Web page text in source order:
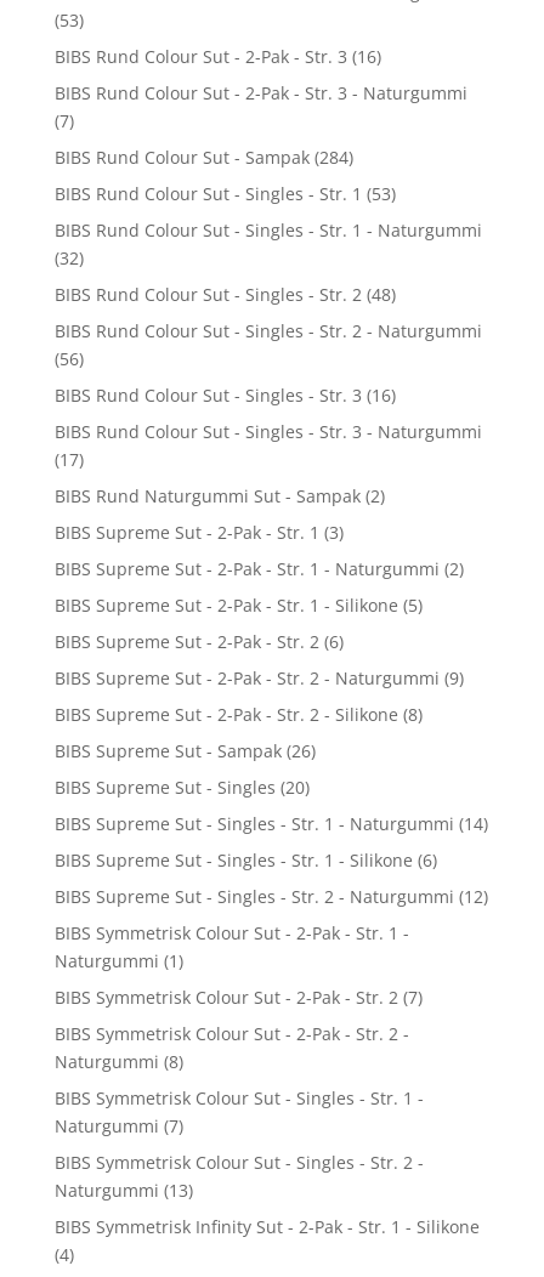
(53)
BIBS Rund Colour Sut - 2-Pak - Str. 3 (16)
BIBS Rund Colour Sut - 2-Pak - Str. 3 - Naturgummi
(7)
BIBS Rund Colour Sut - Sampak (284)
BIBS Rund Colour Sut - Singles - Str. 1 (53)
BIBS Rund Colour Sut - Singles - Str. 1 - Naturgummi
(32)
BIBS Rund Colour Sut - Singles - Str. 2 (48)
BIBS Rund Colour Sut - Singles - Str. 2 - Naturgummi
(56)
BIBS Rund Colour Sut - Singles - Str. 3 (16)
BIBS Rund Colour Sut - Singles - Str. 3 - Naturgummi
(17)
BIBS Rund Naturgummi Sut - Sampak (2)
BIBS Supreme Sut - 2-Pak - Str. 1 (3)
BIBS Supreme Sut - 2-Pak - Str. 1 - Naturgummi (2)
BIBS Supreme Sut - 2-Pak - Str. 1 - Silikone (5)
BIBS Supreme Sut - 2-Pak - Str. 2 (6)
BIBS Supreme Sut - 2-Pak - Str. 2 - Naturgummi (9)
BIBS Supreme Sut - 2-Pak - Str. 2 - Silikone (8)
BIBS Supreme Sut - Sampak (26)
BIBS Supreme Sut - Singles (20)
BIBS Supreme Sut - Singles - Str. 1 - Naturgummi (14)
BIBS Supreme Sut - Singles - Str. 1 - Silikone (6)
BIBS Supreme Sut - Singles - Str. 2 - Naturgummi (12)
BIBS Symmetrisk Colour Sut - 2-Pak - Str. 1 -
Naturgummi (1)
BIBS Symmetrisk Colour Sut - 2-Pak - Str. 2 (7)
BIBS Symmetrisk Colour Sut - 2-Pak - Str. 2 -
Naturgummi (8)
BIBS Symmetrisk Colour Sut - Singles - Str. 1 -
Naturgummi (7)
BIBS Symmetrisk Colour Sut - Singles - Str. 2 -
Naturgummi (13)
BIBS Symmetrisk Infinity Sut - 2-Pak - Str. 1 - Silikone
(4)